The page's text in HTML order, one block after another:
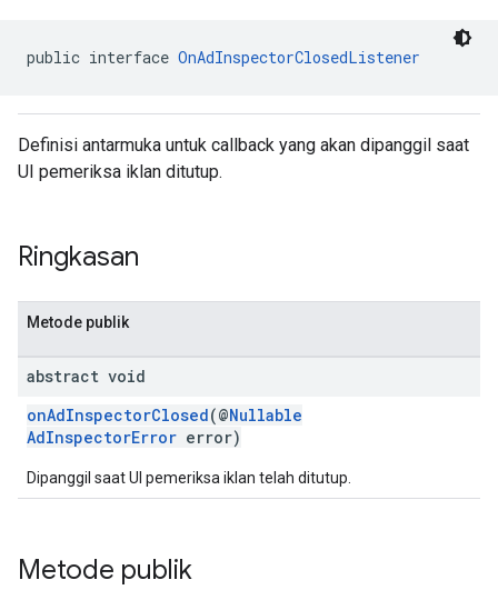
public interface OnAdInspectorClosedListener
Definisi antarmuka untuk callback yang akan dipanggil saat
UI pemeriksa iklan ditutup.
Ringkasan
Metode publik
abstract void
onAdInspectorClosed(@Nullable
AdInspectorError error)
Dipanggil saat UI pemeriksa iklan telah ditutup.
Metode publik